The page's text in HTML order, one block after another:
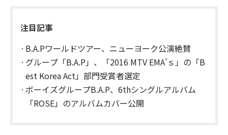
注目記事
B.A.Pワールドツアー、ニューヨーク公演絶賛
グループ「B.A.P」、「2016 MTV EMA’ｓ」の「B
est Korea Act」部門受賞者選定
ボーイズグループB.A.P、6thシングルアルバム
「ROSE」のアルバムカバー公開